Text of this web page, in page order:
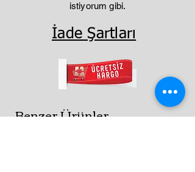
istiyorum gibi.
İade Şartları
Benzer Ürünler